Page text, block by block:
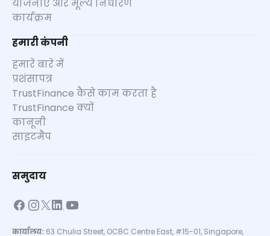
योजनाएं और मूल्य निर्धारण
कार्यक्रम
हमारी कंपनी
हमारे बारे में
प्रशंसापत्र
TrustFinance कैसे काम करता है
TrustFinance क्यों
कानूनी
साइटमैप
समुदाय
कार्यालय: 63 Chulia Street, OCBC Centre East, #15-01, Singapore,